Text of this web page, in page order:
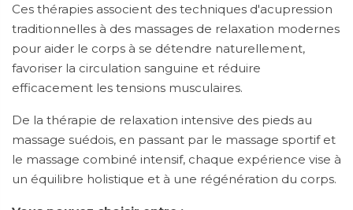
Ces thérapies associent des techniques d'acupression
traditionnelles à des massages de relaxation modernes
pour aider le corps à se détendre naturellement,
favoriser la circulation sanguine et réduire
efficacement les tensions musculaires.
De la thérapie de relaxation intensive des pieds au
massage suédois, en passant par le massage sportif et
le massage combiné intensif, chaque expérience vise à
un équilibre holistique et à une régénération du corps.